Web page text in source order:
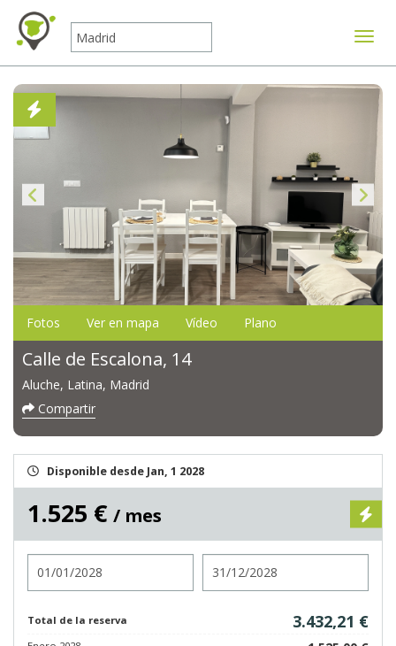
Fotos Ver en mapa Vídeo Plano
Calle de Escalona, 14
Aluche, Latina, Madrid
Compartir
Disponible desde Jan, 1 2028
1.525 € / mes
Total de la reserva 3.432,21 €